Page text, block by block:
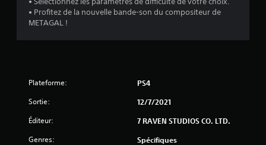
s
(
• Profitez de la nouvelle bande-son du compositeur de
METAGAL !
Plateforme: PS4
Sortie: 12/7/2021
Éditeur: 7 RAVEN STUDIOS CO. LTD.
Genres: Spécifiques